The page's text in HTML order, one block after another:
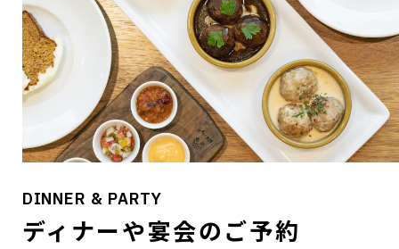
DINNER & PARTY
ディナーや宴会のご予約